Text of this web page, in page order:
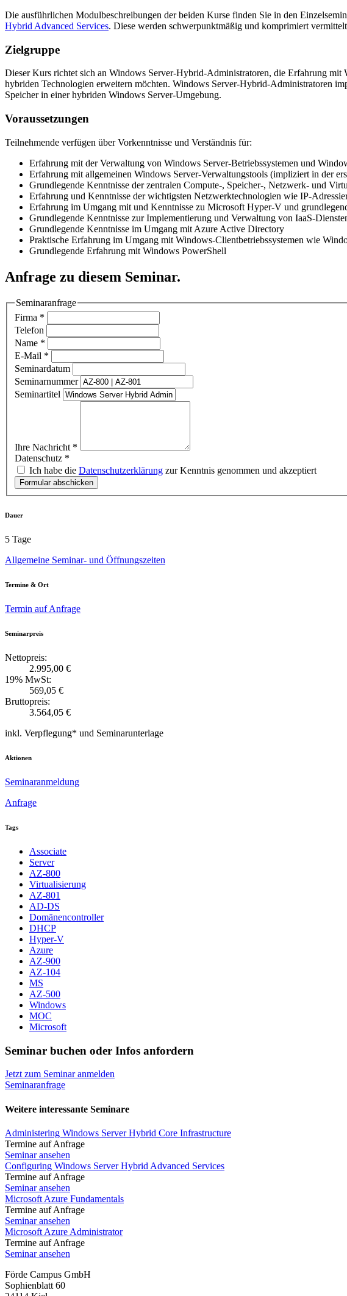
Die ausführlichen Modulbeschreibungen der beiden Kurse finden Sie in den
Hybrid Advanced Services. Diese werden schwerpunktmäßig und komprimiert
Zielgruppe
Dieser Kurs richtet sich an Windows Server-Hybrid-Administratoren, die Erfahrung
hybriden Technologien erweitern möchten. Windows Server-Hybrid-Administratoren
Speicher in einer hybriden Windows Server-Umgebung.
Voraussetzungen
Teilnehmende verfügen über Vorkenntnisse und Verständnis für:
Erfahrung mit der Verwaltung von Windows Server-Betriebssystemen und
Erfahrung mit allgemeinen Windows Server-Verwaltungstools (impliziert in der
Grundlegende Kenntnisse der zentralen Compute-, Speicher-, Netzwerk- und
Erfahrung und Kenntnisse der wichtigsten Netzwerktechnologien wie IP-
Erfahrung im Umgang mit und Kenntnisse zu Microsoft Hyper-V und
Grundlegende Kenntnisse zur Implementierung und Verwaltung von IaaS-
Grundlegende Kenntnisse im Umgang mit Azure Active Directory
Praktische Erfahrung im Umgang mit Windows-Clientbetriebssystemen wie
Grundlegende Erfahrung mit Windows PowerShell
Anfrage zu diesem Seminar.
Seminaranfrage
Firma *
Telefon
Name *
E-Mail *
Seminardatum
Seminarnummer
Seminartitel
Ihre Nachricht *
Datenschutz *
Ich habe die Datenschutzerklärung zur Kenntnis genommen und akzeptiert
Formular abschicken
Dauer
5 Tage
Allgemeine Seminar- und Öffnungszeiten
Termine & Ort
Termin auf Anfrage
Seminarpreis
Nettopreis:
2.995,00 €
19% MwSt:
569,05 €
Bruttopreis:
3.564,05 €
inkl. Verpflegung* und Seminarunterlage
Aktionen
Seminaranmeldung
Anfrage
Tags
Associate
Server
AZ-800
Virtualisierung
AZ-801
AD-DS
Domänencontroller
DHCP
Hyper-V
Azure
AZ-900
AZ-104
MS
AZ-500
Windows
MOC
Microsoft
Seminar buchen oder Infos anfordern
Jetzt zum Seminar anmelden
Seminaranfrage
Weitere interessante Seminare
Administering Windows Server Hybrid Core Infrastructure
Termine auf Anfrage
Seminar ansehen
Configuring Windows Server Hybrid Advanced Services
Termine auf Anfrage
Seminar ansehen
Microsoft Azure Fundamentals
Termine auf Anfrage
Seminar ansehen
Microsoft Azure Administrator
Termine auf Anfrage
Seminar ansehen
Förde Campus GmbH
Sophienblatt 60